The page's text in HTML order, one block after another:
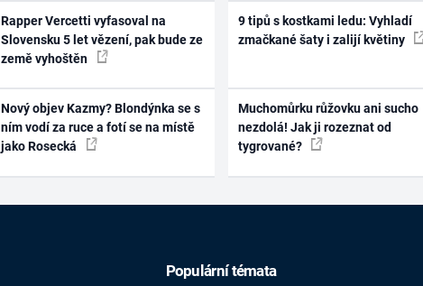
Rapper Vercetti vyfasoval na
Slovensku 5 let vězení, pak bude ze
země vyhoštěn
Nový objev Kazmy? Blondýnka se s
ním vodí za ruce a fotí se na místě
jako Rosecká
9 tipů s kostkami ledu: Vyhladí
zmačkané šaty i zalijí květiny
Muchomůrku růžovku ani sucho
nezdolá! Jak ji rozeznat od
tygrované?
Populární témata